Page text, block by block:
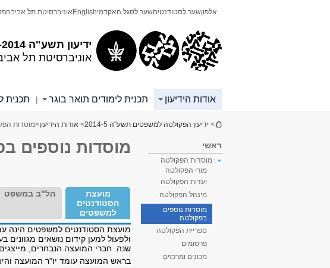
ידיעון תשע"ה
אוניברסיטת תל
אלפוןשער לסטודנטיםשער לסגל האקדמיEnglish אוניברסיטת תל אביב
אודות הידיעון תכנית לימודים תואר בוגר | תכנית
הינך נמצא כאן
> ידיעון הפקולטה למשפטים תשע"ה 2014-5 > אודות הידיעון>מוסדות
ראשי
מוסדות הפקולטה
מורי הפקולטה
ועדות הפקולטה
מינהל הפקולטה
מוסדות נוספים
בפקולטה
ספריית הפקולטה
פרסומים
מכונים ומרכזים
מוסדות נוספים
מועצת
הסטודנטים
למשפטים
הל"ב במשפט
מועצת הסטודנטים למשפטים הינה
ולפעול למען קידום נושאים
שנה. חברי המועצה הנבחרים,
בראש המועצה עומד יו"ר המועצה